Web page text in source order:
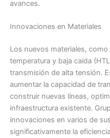
avances.
Innovaciones en Materiales
Los nuevos materiales,
temperatura y baja caída
transmisión de alta tensión.
aumentar la capacidad de
construir nuevas líneas,
infraestructura existente.
innovaciones en varios de
significativamente la